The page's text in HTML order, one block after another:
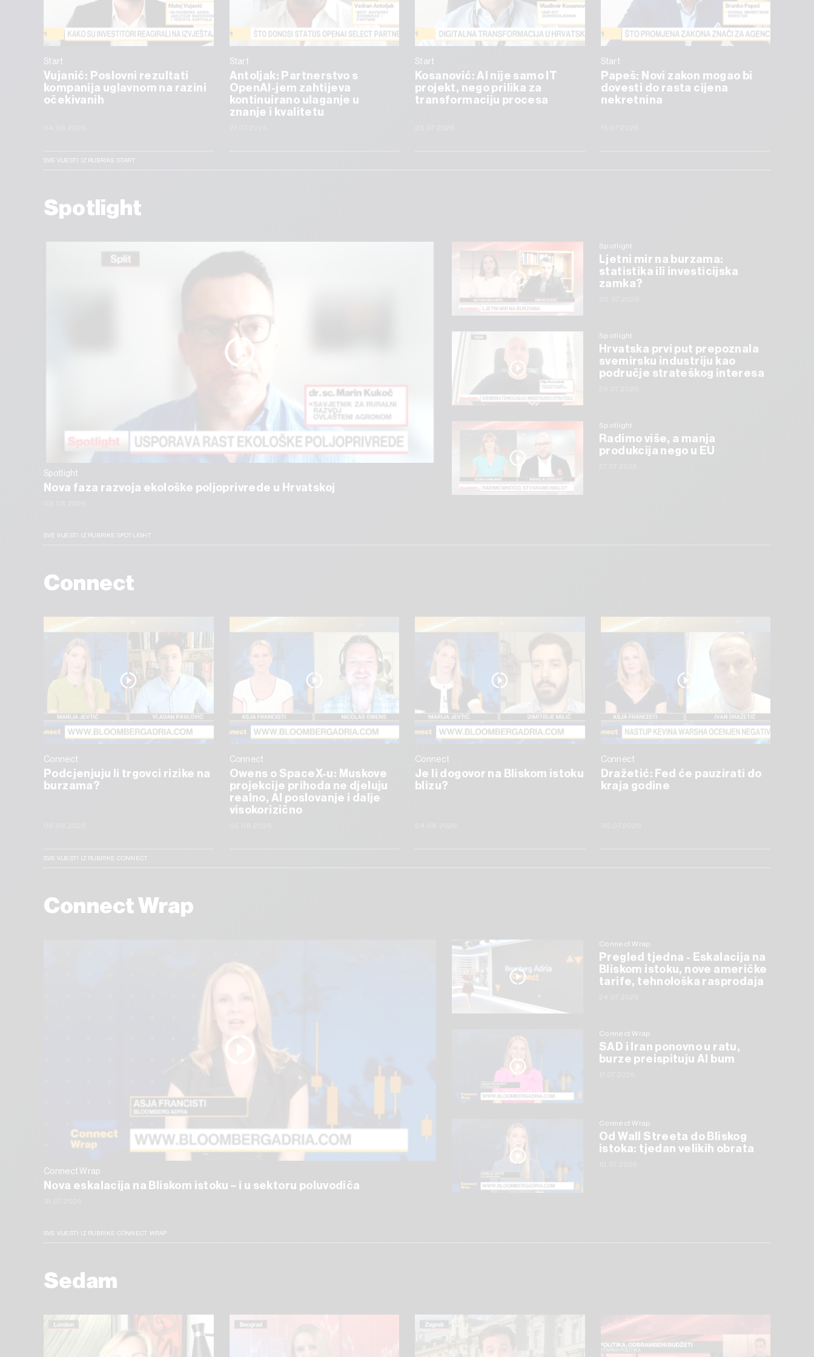
Start
Vujanić: Poslovni rezultati
kompanija uglavnom na razini
očekivanih
Start
Antoljak: Partnerstvo s
OpenAI-jem zahtijeva
kontinuirano ulaganje u
znanje i kvalitetu
Start
Kosanović: AI nije samo IT
projekt, nego prilika za
transformaciju procesa
Start
Papeš: Novi zakon mogao bi
dovesti do rasta cijena
nekretnina
SVE VIJESTI IZ RUBRIKE START
Spotlight
Spotlight
Nova faza razvoja ekološke poljoprivrede u Hrvatskoj
Spotlight
Ljetni mir na burzama:
statistika ili investicijska
zamka?
Spotlight
Hrvatska prvi put prepoznala
svemirsku industriju kao
područje strateškog interesa
Spotlight
Radimo više, a manja
produkcija nego u EU
SVE VIJESTI IZ RUBRIKE SPOTLIGHT
Connect
Connect
Podcjenjuju li trgovci rizike na
burzama?
Connect
Owens o SpaceX-u: Muskove
projekcije prihoda ne djeluju
realno, AI poslovanje i dalje
visokorizično
Connect
Je li dogovor na Bliskom istoku
blizu?
Connect
Dražetić: Fed će pauzirati do
kraja godine
SVE VIJESTI IZ RUBRIKE CONNECT
Connect Wrap
Connect Wrap
Nova eskalacija na Bliskom istoku – i u sektoru poluvodiča
Connect Wrap
Pregled tjedna - Eskalacija na
Bliskom istoku, nove američke
tarife, tehnološka rasprodaja
Connect Wrap
SAD i Iran ponovno u ratu,
burze preispituju AI bum
Connect Wrap
Od Wall Streeta do Bliskog
istoka: tjedan velikih obrata
SVE VIJESTI IZ RUBRIKE CONNECT WRAP
Sedam